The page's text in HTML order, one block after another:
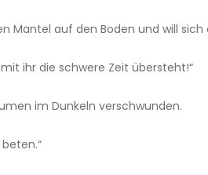
Mantel auf den Boden und will
ihr die schwere Zeit übersteht!“
im Dunkeln verschwunden.